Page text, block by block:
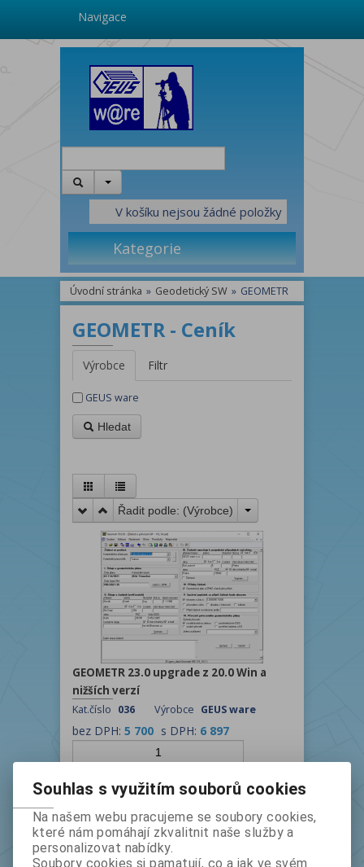
Navigace
V košíku nejsou žádné položky
Kategorie
Úvodní stránka » Geodetický SW » GEOMETR
GEOMETR - Ceník
Výrobce Filtr
GEUS ware
Hledat
Řadit podle: (Výrobce)
GEOMETR 23.0 upgrade z 20.0 Win a
nižších verzí
Kat.číslo 036 Výrobce GEUS ware
bez DPH: 5 700 s DPH: 6 897
Souhlas s využitím souborů cookies
Na našem webu pracujeme se soubory cookies,
které nám pomáhají zkvalitnit naše služby a
personalizovat nabídky.
Soubory cookies si pamatují, co a jak ve svém